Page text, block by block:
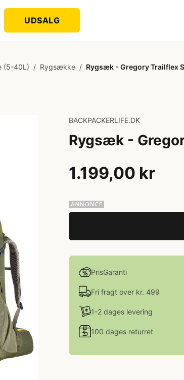
UDSALG
(5-40L) / Rygsække / Rygsæk - Gregory Trailflex
BACKPACKERLIFE.DK
Rygsæk -
1.199,00 kr
PrisGaranti
Fri fragt over kr. 499
1-2 dages levering
100 dages returret